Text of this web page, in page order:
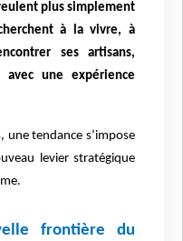
plus simplement
à la vivre, à
ses artisans,
une expérience
une tendance s’impose
levier stratégique
frontière du